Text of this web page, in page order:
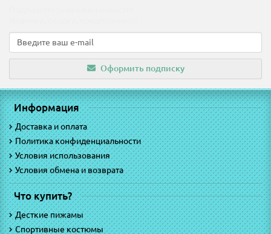
Оформить подписку
Информация
Доставка и оплата
Политика конфиденциальности
Условия использования
Условия обмена и возврата
Что купить?
Десткие пижамы
Спортивные костюмы